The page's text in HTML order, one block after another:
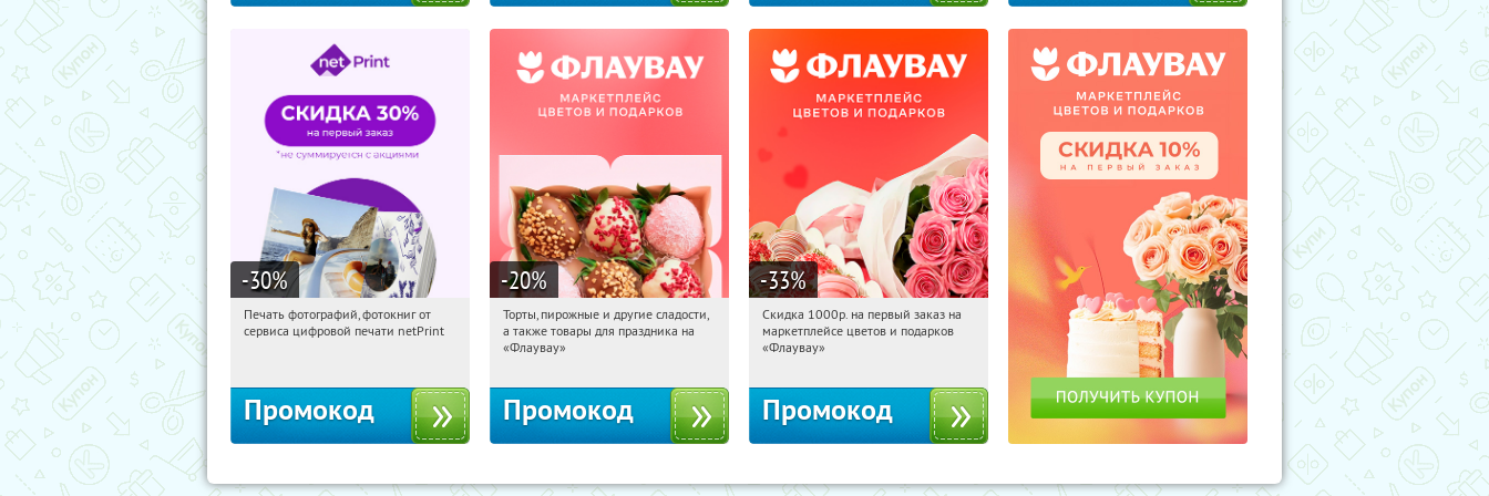
-30%
11:13:16 Получили:
Печать фотографий, фотокниг от
сервиса цифровой печати netPrint
Промокод
-20%
11:13:16 Получили:
Россия
Торты, пирожные и другие сладости,
а также товары для праздника на
«Флаувау»
Промокод
-33%
11:13:16 Получили:
Россия
Скидка 1000р. на первый заказ на
маркетплейсе цветов и подарков
«Флаувау»
Промокод